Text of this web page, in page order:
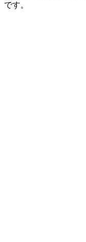
です。